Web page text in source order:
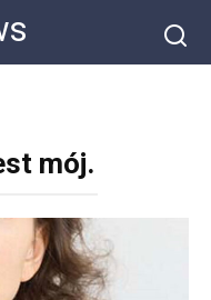
mój.